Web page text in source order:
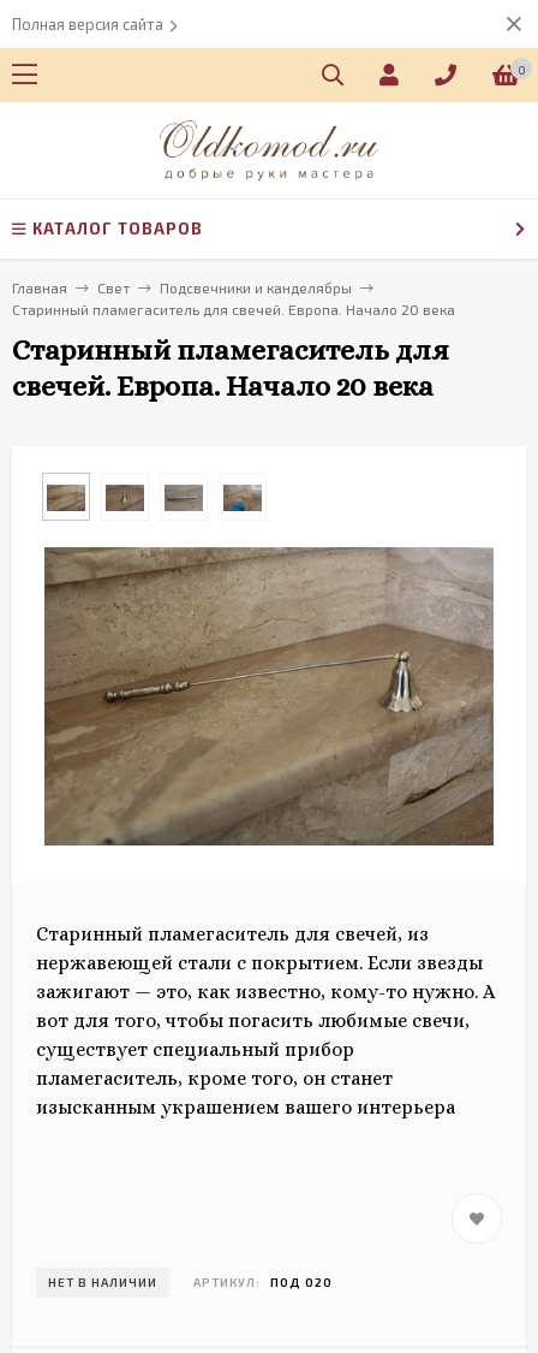
Полная версия сайта
0
КАТАЛОГ ТОВАРОВ
Главная Свет
Подсвечники и канделябры
Старинный пламегаситель для свечей. Европа. Начало 20 века
Старинный пламегаситель для
свечей. Европа. Начало 20 века
Старинный пламегаситель для свечей, из
нержавеющей стали с покрытием. Если звезды
зажигают — это, как известно, кому-то нужно. А
вот для того, чтобы погасить любимые свечи,
существует специальный прибор
пламегаситель, кроме того, он станет
изысканным украшением вашего интерьера
НЕТ В НАЛИЧИИ АРТИКУЛ: ПОД 020